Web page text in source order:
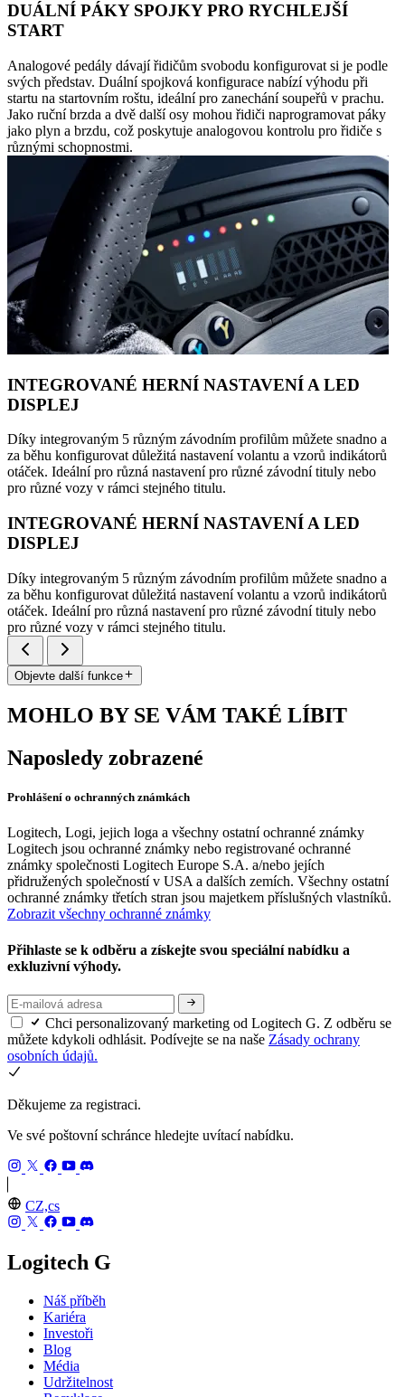
DUÁLNÍ PÁKY SPOJKY PRO RYCHLEJŠÍ
START
Analogové pedály dávají řidičům svobodu konfigurovat si je podle
svých představ. Duální spojková konfigurace nabízí výhodu při
startu na startovním roštu, ideální pro zanechání soupeřů v prachu.
Jako ruční brzda a dvě další osy mohou řidiči naprogramovat páky
jako plyn a brzdu, což poskytuje analogovou kontrolu pro řidiče s
různými schopnostmi.
INTEGROVANÉ HERNÍ NASTAVENÍ A LED
DISPLEJ
Díky integrovaným 5 různým závodním profilům můžete snadno a
za běhu konfigurovat důležitá nastavení volantu a vzorů indikátorů
otáček. Ideální pro různá nastavení pro různé závodní tituly nebo
pro různé vozy v rámci stejného titulu.
INTEGROVANÉ HERNÍ NASTAVENÍ A LED
DISPLEJ
Díky integrovaným 5 různým závodním profilům můžete snadno a
za běhu konfigurovat důležitá nastavení volantu a vzorů indikátorů
otáček. Ideální pro různá nastavení pro různé závodní tituly nebo
pro různé vozy v rámci stejného titulu.
Objevte další funkce
MOHLO BY SE VÁM TAKÉ LÍBIT
Naposledy zobrazené
Prohlášení o ochranných známkách
Logitech, Logi, jejich loga a všechny ostatní ochranné známky
Logitech jsou ochranné známky nebo registrované ochranné
známky společnosti Logitech Europe S.A. a/nebo jejích
přidružených společností v USA a dalších zemích. Všechny ostatní
ochranné známky třetích stran jsou majetkem příslušných vlastníků.
Zobrazit všechny ochranné známky
Přihlaste se k odběru a získejte svou speciální nabídku a
exkluzivní výhody.
Chci personalizovaný marketing od Logitech G. Z odběru se
můžete kdykoli odhlásit. Podívejte se na naše Zásady ochrany
osobních údajů.
Děkujeme za registraci.
Ve své poštovní schránce hledejte uvítací nabídku.
CZ,cs
Logitech G
Náš příběh
Kariéra
Investoři
Blog
Média
Udržitelnost